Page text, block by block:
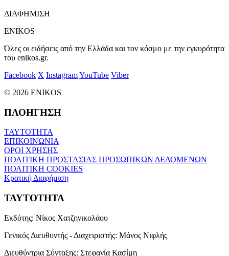
ΔΙΑΦΗΜΙΣΗ
ENIKOS
Όλες οι ειδήσεις από την Ελλάδα και τον κόσμο με την εγκυρότητα
του enikos.gr.
Facebook X InstagramYouTube Viber
© 2026 ENIKOS
ΠΛΟΗΓΗΣΗ
ΤΑΥΤΟΤΗΤΑ
ΕΠΙΚΟΙΝΩΝΙΑ
ΟΡΟΙ ΧΡΗΣΗΣ
ΠΟΛΙΤΙΚΗ ΠΡΟΣΤΑΣΙΑΣ ΠΡΟΣΩΠΙΚΩΝ ΔΕΔΟΜΕΝΩΝ
ΠΟΛΙΤΙΚΗ COOKIES
Κρατική Διαφήμιση
ΤΑΥΤΟΤΗΤΑ
Εκδότης: Νίκος Χατζηνικολάου
Γενικός Διευθυντής - Διαχειριστής: Μάνος Νιφλής
Διευθύντρια Σύνταξης: Στεφανία Κασίμη